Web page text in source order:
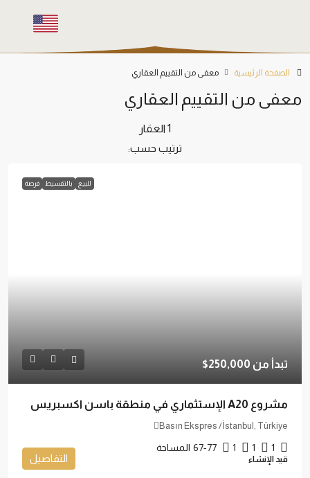
الصفحة الرئيسية معفى من التقييم العقاري
معفى من التقييم العقاري
ترتيب حسب:
للبيع بالتقسيط فرصة
تبدأ من250,000$
مشروع A20 الإستثماري في منطقة باسن اكسبريس
Basın Ekspres /İstanbul, Türkiye
67-77 المساحة
قيد الإنشاء التفاصيل